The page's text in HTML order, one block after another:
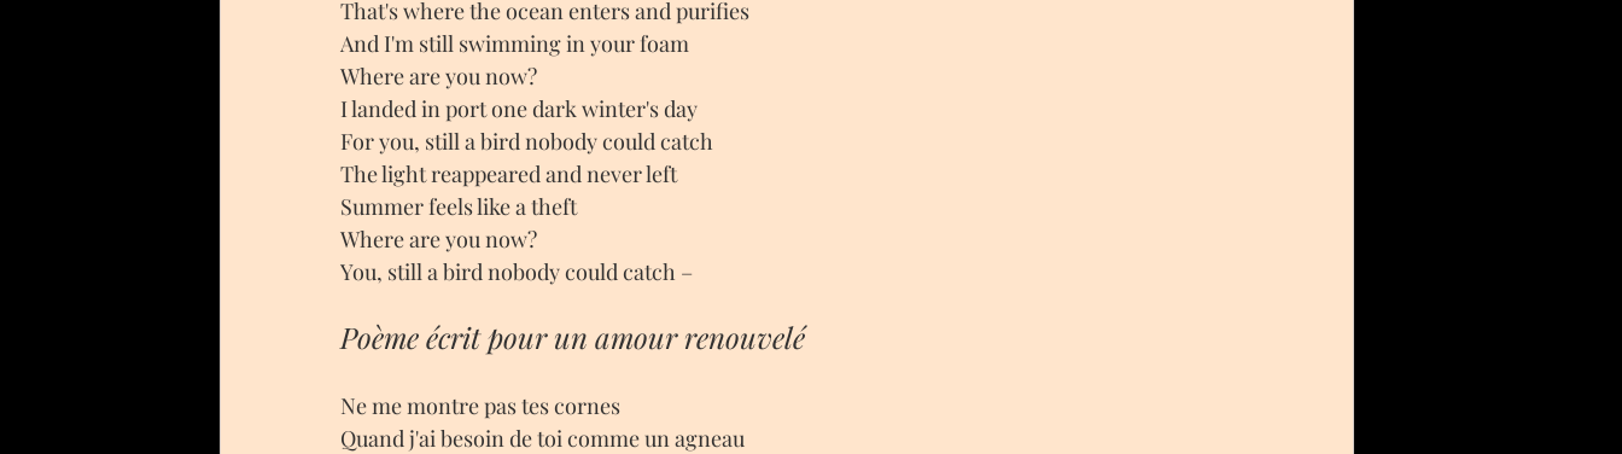
That's where the ocean enters and purifies
And I'm still swimming in your foam
Where are you now?
I landed in port one dark winter's day
For you, still a bird nobody could catch
The light reappeared and never left
Summer feels like a theft
Where are you now?
You, still a bird nobody could catch –
Poème écrit pour un amour renouvelé
Ne me montre pas tes cornes
Quand j'ai besoin de toi comme un agneau